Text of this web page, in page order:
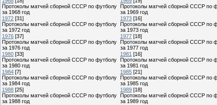
Протоколы матчей сборной СССР по футболу
за 1968 год
Протоколы матчей сборной СССР по
за 1969 год
1972 [31]
Протоколы матчей сборной СССР по футболу
за 1972 год
1973 [16]
Протоколы матчей сборной СССР по
за 1973 год
1976 [37]
Протоколы матчей сборной СССР по футболу
за 1976 год
1977 [18]
Протоколы матчей сборной СССР по
за 1977 год
1980 [33]
Протоколы матчей сборной СССР по футболу
за 1980 год
1981 [16]
Протоколы матчей сборной СССР по
за 1981 год
1984 [7]
Протоколы матчей сборной СССР по футболу
за 1984 год
1985 [21]
Протоколы матчей сборной СССР по
за 1985 год
1988 [25]
Протоколы матчей сборной СССР по футболу
за 1988 год
1989 [18]
Протоколы матчей сборной СССР по
за 1989 год